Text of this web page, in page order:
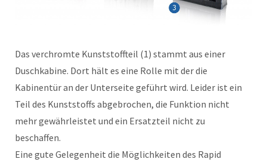
Das verchromte Kunststoffteil (1) stammt aus einer
Duschkabine. Dort hält es eine Rolle mit der die
Kabinentür an der Unterseite geführt wird. Leider ist ein
Teil des Kunststoffs abgebrochen, die Funktion nicht
mehr gewährleistet und ein Ersatzteil nicht zu
beschaffen.
Eine gute Gelegenheit die Möglichkeiten des Rapid